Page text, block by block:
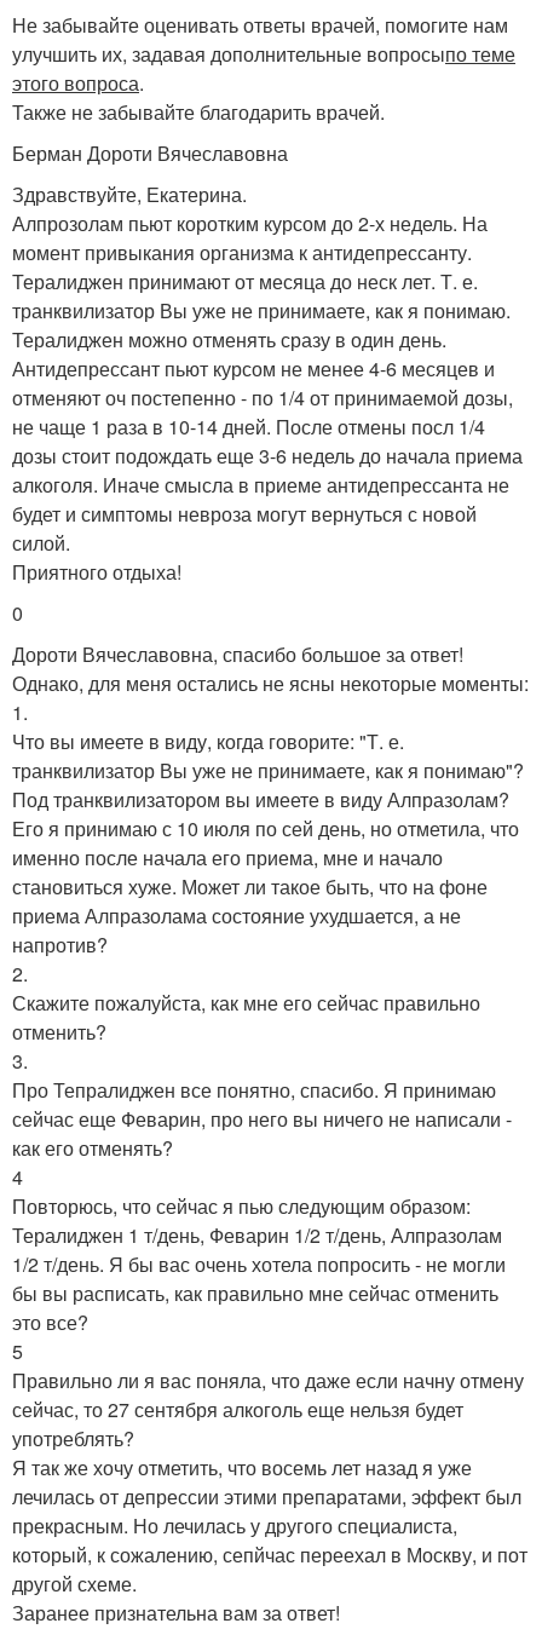
Не забывайте оценивать ответы врачей, помогите нам
улучшить их, задавая дополнительные вопросыпо теме
этого вопроса.
Также не забывайте благодарить врачей.
Берман Дороти Вячеславовна
Здравствуйте, Екатерина.
Алпрозолам пьют коротким курсом до 2-х недель. На
момент привыкания организма к антидепрессанту.
Тералиджен принимают от месяца до неск лет. Т. е.
транквилизатор Вы уже не принимаете, как я понимаю.
Тералиджен можно отменять сразу в один день.
Антидепрессант пьют курсом не менее 4-6 месяцев и
отменяют оч постепенно - по 1/4 от принимаемой дозы,
не чаще 1 раза в 10-14 дней. После отмены посл 1/4
дозы стоит подождать еще 3-6 недель до начала приема
алкоголя. Иначе смысла в приеме антидепрессанта не
будет и симптомы невроза могут вернуться с новой
силой.
Приятного отдыха!
0
Дороти Вячеславовна, спасибо большое за ответ!
Однако, для меня остались не ясны некоторые моменты:
1.
Что вы имеете в виду, когда говорите: "Т. е.
транквилизатор Вы уже не принимаете, как я понимаю"?
Под транквилизатором вы имеете в виду Алпразолам?
Его я принимаю с 10 июля по сей день, но отметила, что
именно после начала его приема, мне и начало
становиться хуже. Может ли такое быть, что на фоне
приема Алпразолама состояние ухудшается, а не
напротив?
2.
Скажите пожалуйста, как мне его сейчас правильно
отменить?
3.
Про Тепралиджен все понятно, спасибо. Я принимаю
сейчас еще Феварин, про него вы ничего не написали -
как его отменять?
4
Повторюсь, что сейчас я пью следующим образом:
Тералиджен 1 т/день, Феварин 1/2 т/день, Алпразолам
1/2 т/день. Я бы вас очень хотела попросить - не могли
бы вы расписать, как правильно мне сейчас отменить
это все?
5
Правильно ли я вас поняла, что даже если начну отмену
сейчас, то 27 сентября алкоголь еще нельзя будет
употреблять?
Я так же хочу отметить, что восемь лет назад я уже
лечилась от депрессии этими препаратами, эффект был
прекрасным. Но лечилась у другого специалиста,
который, к сожалению, сепйчас переехал в Москву, и пот
другой схеме.
Заранее признательна вам за ответ!